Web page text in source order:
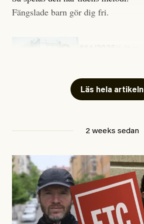
Fängslade barn gör dig fri.
Läs hela artikeln
2 weeks sedan